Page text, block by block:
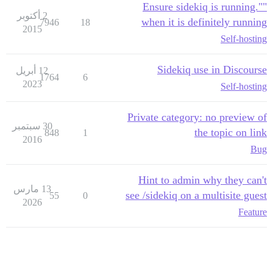
"Ensure sidekiq is running."
when it is definitely running
Self-hosting
18
7946
2 أكتوبر
2015
Sidekiq use in Discourse
Self-hosting
6
1764
12 أبريل
2023
Private category: no preview of
the topic on link
Bug
1
848
30 سبتمبر
2016
Hint to admin why they can't
see /sidekiq on a multisite guest
Feature
0
55
13 مارس
2026